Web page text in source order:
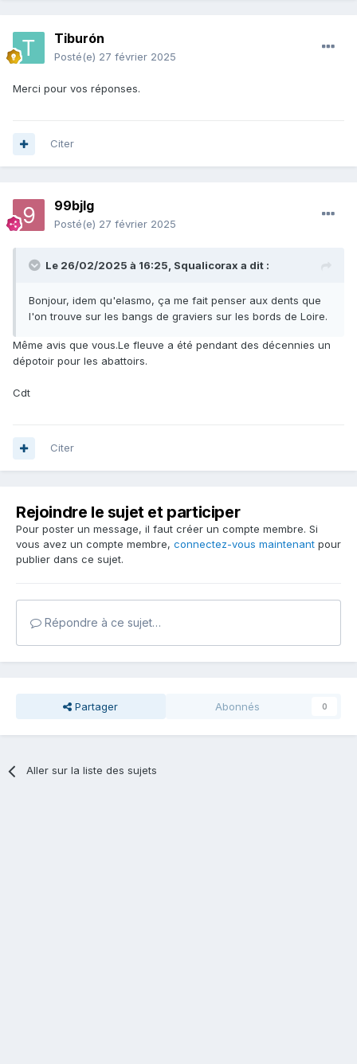
Tiburón
Posté(e) 27 février 2025
Merci pour vos réponses.
Citer
99bjlg
Posté(e) 27 février 2025
Le 26/02/2025 à 16:25, Squalicorax a dit :
Bonjour, idem qu'elasmo, ça me fait penser aux dents que
l'on trouve sur les bangs de graviers sur les bords de Loire.
Même avis que vous.Le fleuve a été pendant des décennies un
dépotoir pour les abattoirs.
Cdt
Citer
Rejoindre le sujet et participer
Pour poster un message, il faut créer un compte membre. Si
vous avez un compte membre, connectez-vous maintenant pour
publier dans ce sujet.
Répondre à ce sujet…
Partager Abonnés 0
Aller sur la liste des sujets